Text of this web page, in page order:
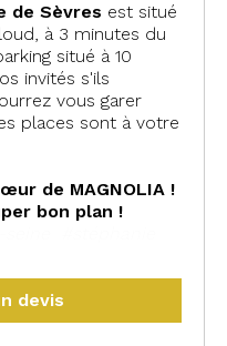
de Sèvres est situé
à 3 minutes du
situé à 10
invités s'ils
vous garer
places sont à votre
de MAGNOLIA !
bon plan !
devis